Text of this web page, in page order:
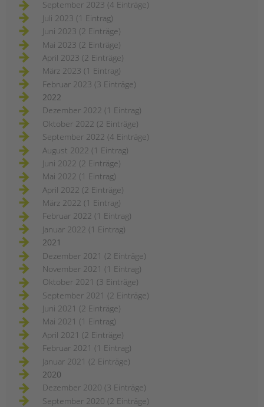
September 2023 (4 Einträge)
Juli 2023 (1 Eintrag)
Juni 2023 (2 Einträge)
Mai 2023 (2 Einträge)
April 2023 (2 Einträge)
März 2023 (1 Eintrag)
Februar 2023 (3 Einträge)
2022
Dezember 2022 (1 Eintrag)
Oktober 2022 (2 Einträge)
September 2022 (4 Einträge)
August 2022 (1 Eintrag)
Juni 2022 (2 Einträge)
Mai 2022 (1 Eintrag)
April 2022 (2 Einträge)
März 2022 (1 Eintrag)
Februar 2022 (1 Eintrag)
Januar 2022 (1 Eintrag)
2021
Dezember 2021 (2 Einträge)
November 2021 (1 Eintrag)
Oktober 2021 (3 Einträge)
September 2021 (2 Einträge)
Juni 2021 (2 Einträge)
Mai 2021 (1 Eintrag)
April 2021 (2 Einträge)
Februar 2021 (1 Eintrag)
Januar 2021 (2 Einträge)
2020
Dezember 2020 (3 Einträge)
September 2020 (2 Einträge)